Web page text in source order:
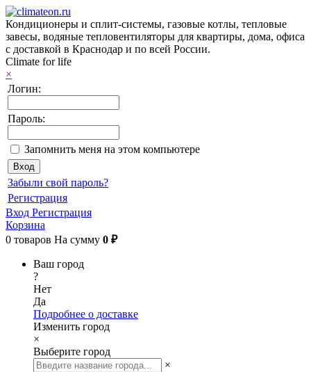
Кондиционеры и сплит-системы, газовые котлы, тепловые
завесы, водяные тепловентиляторы для квартиры, дома, офиса
с доставкой в Краснодар и по всей России.
Climate for life
×
Логин:
Пароль:
Запомнить меня на этом компьютере
Забыли свой пароль?
Регистрация
Вход Регистрация
Корзина
0 товаров На сумму 0 ₽
Ваш город
?
Нет
Да
Подробнее о доставке
Изменить город
×
Выберите город
×